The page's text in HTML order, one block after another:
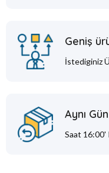
Geniş
İstediginiz
Aynı
Saat 16:00'